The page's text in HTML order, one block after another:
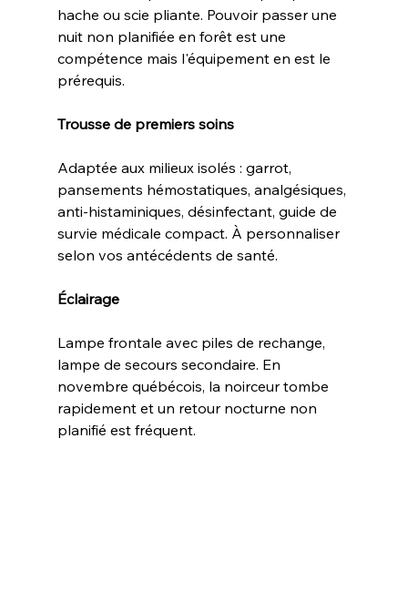
hache ou scie pliante. Pouvoir passer une
nuit non planifiée en forêt est une
compétence mais l'équipement en est le
prérequis.
Trousse de premiers soins
Adaptée aux milieux isolés : garrot,
pansements hémostatiques, analgésiques,
anti-histaminiques, désinfectant, guide de
survie médicale compact. À personnaliser
selon vos antécédents de santé.
Éclairage
Lampe frontale avec piles de rechange,
lampe de secours secondaire. En
novembre québécois, la noirceur tombe
rapidement et un retour nocturne non
planifié est fréquent.